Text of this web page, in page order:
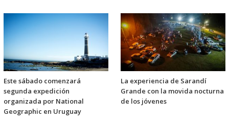
Este sábado comenzará
segunda expedición
organizada por National
Geographic en Uruguay
La experiencia de Sarandí
Grande con la movida nocturna
de los jóvenes